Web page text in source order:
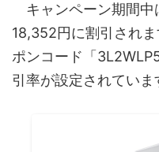
キャンペーン期間中
18,352円に割引され
ポンコード「
引率が設定されていま